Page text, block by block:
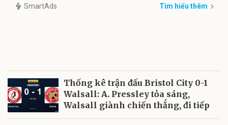
SmartAds Tìm hiểu thêm
Thống kê trận đấu Bristol City 0-1
Walsall: A. Pressley tỏa sáng,
Walsall giành chiến thắng, đi tiếp